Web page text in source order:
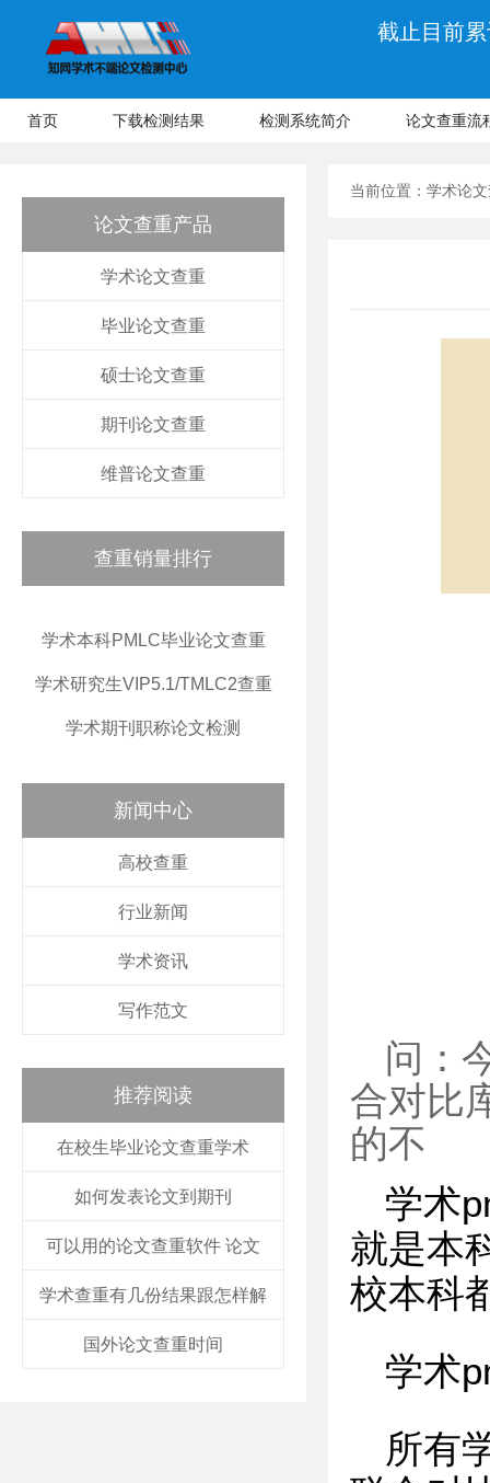
截止目前
首页 下载检测结果 检测系统简介 论文查重流
论文查重产品
学术论文查重
毕业论文查重
硕士论文查重
期刊论文查重
维普论文查重
查重销量排行
学术本科PMLC毕业论文查重
学术研究生VIP5.1/TMLC2查重
学术期刊职称论文检测
新闻中心
高校查重
行业新闻
学术资讯
写作范文
推荐阅读
在校生毕业论文查重学术
如何发表论文到期刊
可以用的论文查重软件 论文
学术查重有几份结果跟怎样解
国外论文查重时间
当前位置： 学术论
问：
合对比
的不
学术
就是本
校本科
学术
所有